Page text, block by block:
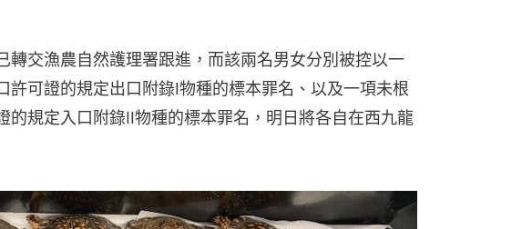
轉交漁農自然護理署跟進，而該兩名男女分別被控以一
許可證的規定出口附錄I物種的標本罪名、以及一項未根
的規定入口附錄II物種的標本罪名，明日將各自在西九龍